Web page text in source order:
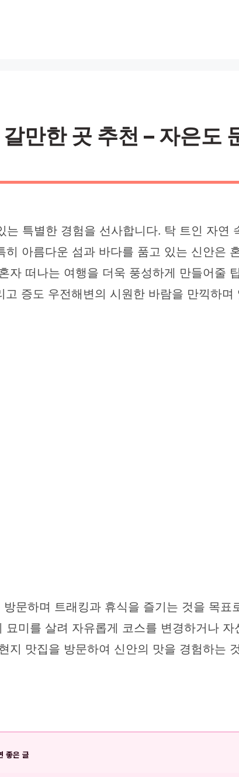
만한 곳 추천 – 자은도
특별한 경험을 선사합니다. 탁 트인 자연
아름다운 섬과 바다를 품고 있는 신안은
자 떠나는 여행을 더욱 풍성하게 만들어줄
증도 우전해변의 시원한 바람을 만끽하
문하며 트래킹과 휴식을 즐기는 것을 목
미를 살려 자유롭게 코스를 변경하거나
지 맛집을 방문하여 신안의 맛을 경험하는
좋은 글